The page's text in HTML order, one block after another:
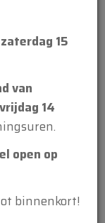
15
van
14
open op
binnenkort!